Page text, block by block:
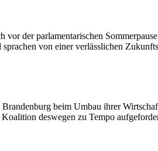
der parlamentarischen
von einer verlässlichen
beim Umbau ihrer
deswegen zu Tempo